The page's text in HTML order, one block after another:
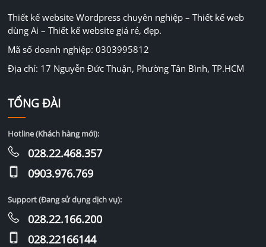
Thiết kế website Wordpress chuyên nghiệp – Thiết kế web
dùng Ai – Thiết kế website giá rẻ, đẹp.
Mã số doanh nghiệp: 0303995812
Địa chỉ: 17 Nguyễn Đức Thuận, Phường Tân Bình, TP.HCM
TỔNG ĐÀI
Hotline (Khách hàng mới):
028.22.468.357
0903.976.769
Support (Đang sử dụng dịch vụ):
028.22.166.200
028.22166144